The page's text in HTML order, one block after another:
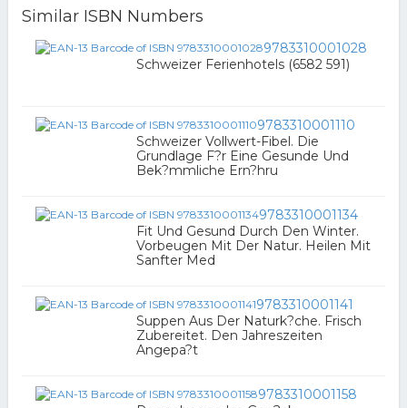
Similar ISBN Numbers
9783310001028
Schweizer Ferienhotels (6582 591)
9783310001110
Schweizer Vollwert-Fibel. Die
Grundlage F?r Eine Gesunde Und
Bek?mmliche Ern?hru
9783310001134
Fit Und Gesund Durch Den Winter.
Vorbeugen Mit Der Natur. Heilen Mit
Sanfter Med
9783310001141
Suppen Aus Der Naturk?che. Frisch
Zubereitet. Den Jahreszeiten
Angepa?t
9783310001158